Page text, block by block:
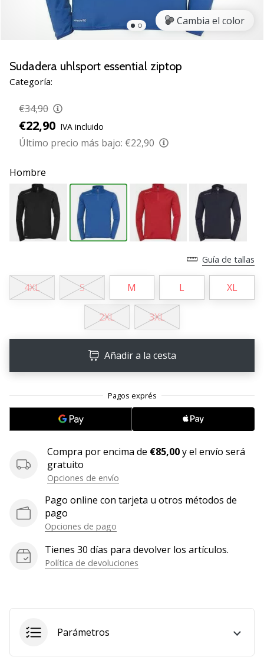
voleibol
Navidad
jugadores
voleibol:
¡Nuestros
consejos
ayudarán
a
elegir
el
regalo
perfecto!
Encuentra…
11. 8. 2022
•
2 min. de lectura
en
Weplayvolleyball!
jugón?
queremos
en
nuestro
todos
Cambia el color
Sudadera uhlsport essential ziptop
Categoría:
€34,90
€22,90 IVA incluido
Último precio más bajo: €22,90
Hombre
Guía de tallas
4XL S M L XL
2XL 3XL
Añadir a la cesta
Compra por encima de €85,00y el envío será
gratuito
Opciones de envío
Pago online con tarjeta u otros métodos de
pago
Opciones de pago
Tienes 30 días para devolver los artículos.
Política de devoluciones
Parámetros